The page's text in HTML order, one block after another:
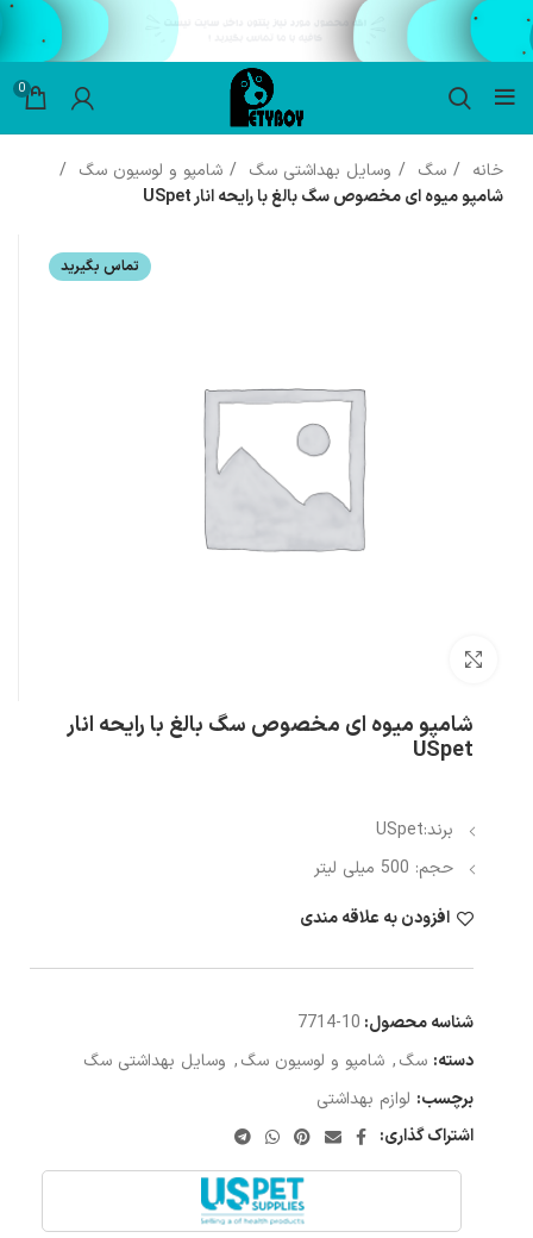
0
خانه سگ وسایل بهداشتی سگ
شامپو و لوسیون سگ
شامپو میوه ای مخصوص سگ بالغ با رایحه انار USpet
تماس بگیرید
شامپو میوه ای مخصوص سگ بالغ با رایحه انار
USpet
برند:USpet
حجم: 500 میلی لیتر
افزودن به علاقه مندی
شناسه محصول: 10-7714
دسته: سگ, شامپو و لوسیون سگ, وسایل بهداشتی سگ
برچسب: لوازم بهداشتی
اشتراک گذاری: